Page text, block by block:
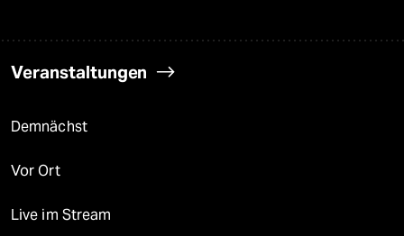
Veranstaltungen
Demnächst
Vor Ort
Live im Stream